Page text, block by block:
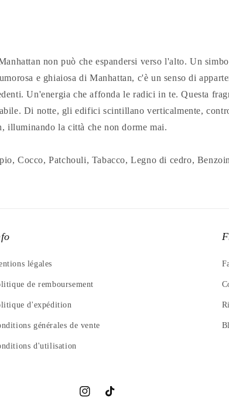
non può che espandersi verso l'alto. Un
e ghiaiosa di Manhattan, c'è un senso di
Un'energia che affonda le radici in te. Questa
Di notte, gli edifici scintillano verticalmente,
illuminando la città che non dorme mai.
Cocco, Patchouli, Tabacco, Legno di cedro,
légales
de remboursement
d'expédition
générales de vente
d'utilisation
InstagramTikTok